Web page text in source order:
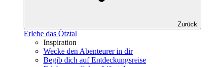
Zurück
Erlebe das Ötztal
Inspiration
Wecke den Abenteurer in dir
Begib dich auf Entdeckungsreise